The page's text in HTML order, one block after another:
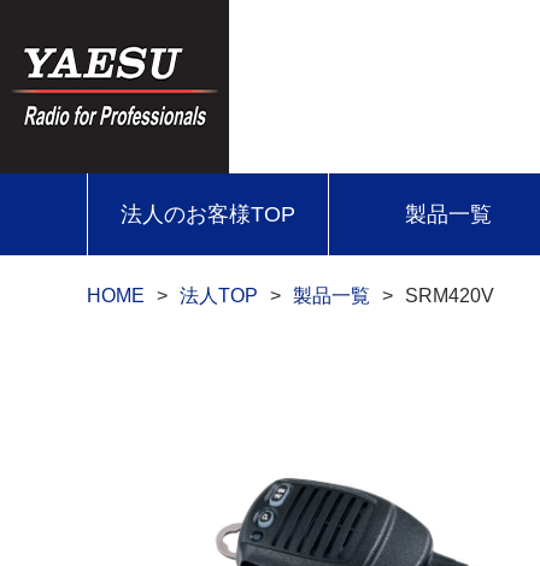
法人のお客様TOP 製品一覧
HOME 法人TOP 製品一覧 SRM420V